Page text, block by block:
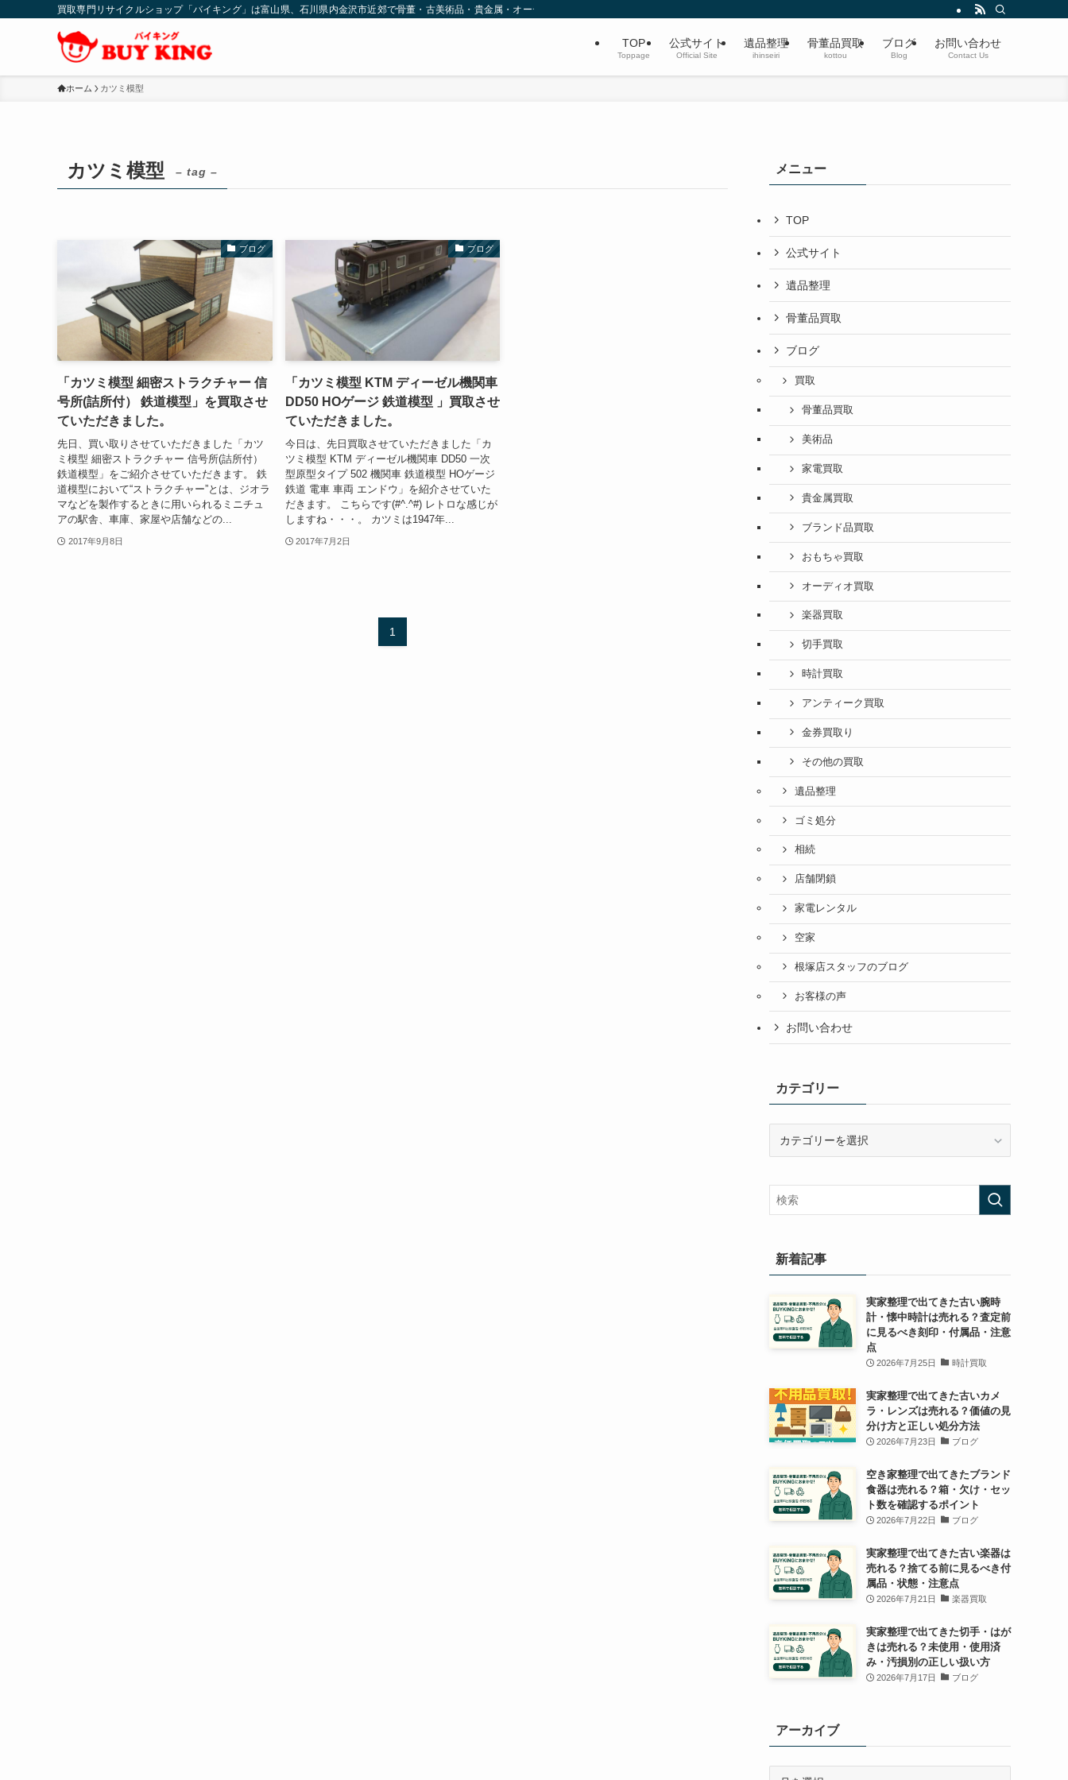
買取専門リサイクルショップ「バイキング」は富山県、石川県内金沢市近郊で骨董・古美術品・貴金属・オーディオなど不用品買取を行っています。遺品整理・生前整理・蔵の整理・空き家整理〜ブランド品、切手、楽器、時計、
TOP
Toppage
公式サイト
Official Site
遺品整理
ihinseiri
骨董品買取
kottou
ブログ
Blog
お問い合わせ
Contact Us
ホーム カツミ模型
カツミ模型 – tag –
ブログ
「カツミ模型 細密ストラクチャー 信
号所(詰所付） 鉄道模型」を買取させ
ていただきました。
先日、買い取りさせていただきました「カツ
ミ模型 細密ストラクチャー 信号所(詰所付）
鉄道模型」をご紹介させていただきます。 鉄
道模型において“ストラクチャー”とは、ジオラ
マなどを製作するときに用いられるミニチュ
アの駅舎、車庫、家屋や店舗などの...
2017年9月8日
ブログ
「カツミ模型 KTM ディーゼル機関車
DD50 HOゲージ 鉄道模型 」買取させ
ていただきました。
今日は、先日買取させていただきました「カ
ツミ模型 KTM ディーゼル機関車 DD50 一次
型原型タイプ 502 機関車 鉄道模型 HOゲージ
鉄道 電車 車両 エンドウ」を紹介させていた
だきます。 こちらです(#^.^#) レトロな感じが
しますね・・・。 カツミは1947年...
2017年7月2日
1
メニュー
TOP
公式サイト
遺品整理
骨董品買取
ブログ
買取
骨董品買取
美術品
家電買取
貴金属買取
ブランド品買取
おもちゃ買取
オーディオ買取
楽器買取
切手買取
時計買取
アンティーク買取
金券買取り
その他の買取
遺品整理
ゴミ処分
相続
店舗閉鎖
家電レンタル
空家
根塚店スタッフのブログ
お客様の声
お問い合わせ
カテゴリー
リ
ー
新着記事
実家整理で出てきた古い腕時
計・懐中時計は売れる？査定前
に見るべき刻印・付属品・注意
点
2026年7月25日 時計買取
実家整理で出てきた古いカメ
ラ・レンズは売れる？価値の見
分け方と正しい処分方法
2026年7月23日 ブログ
空き家整理で出てきたブランド
食器は売れる？箱・欠け・セッ
ト数を確認するポイント
2026年7月22日 ブログ
実家整理で出てきた古い楽器は
売れる？捨てる前に見るべき付
属品・状態・注意点
2026年7月21日 楽器買取
実家整理で出てきた切手・はが
きは売れる？未使用・使用済
み・汚損別の正しい扱い方
2026年7月17日 ブログ
アーカイブ